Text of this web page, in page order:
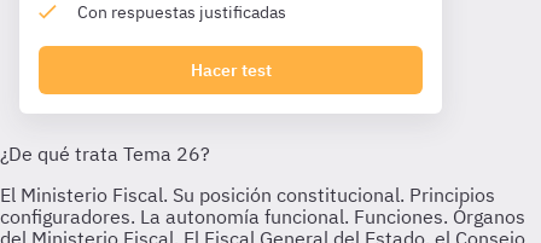
Con respuestas justificadas
Hacer test